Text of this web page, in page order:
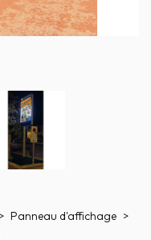
Panneau d'affichage